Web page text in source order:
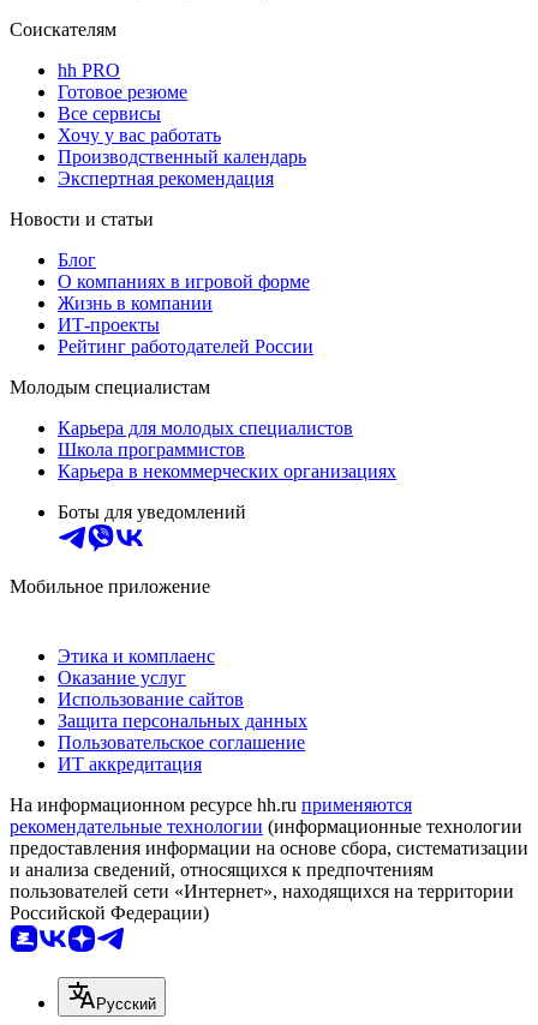
Соискателям
hh PRO
Готовое резюме
Все сервисы
Хочу у вас работать
Производственный календарь
Экспертная рекомендация
Новости и статьи
Блог
О компаниях в игровой форме
Жизнь в компании
ИТ-проекты
Рейтинг работодателей России
Молодым специалистам
Карьера для молодых специалистов
Школа программистов
Карьера в некоммерческих организациях
Боты для уведомлений
Мобильное приложение
Этика и комплаенс
Оказание услуг
Использование сайтов
Защита персональных данных
Пользовательское соглашение
ИТ аккредитация
На информационном ресурсе hh.ru применяются
рекомендательные технологии (информационные технологии
предоставления информации на основе сбора, систематизации
и анализа сведений, относящихся к предпочтениям
пользователей сети «Интернет», находящихся на территории
Российской Федерации)
Русский